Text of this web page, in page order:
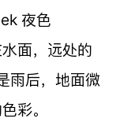
夜色
面，远处的
雨后，地面微
彩。